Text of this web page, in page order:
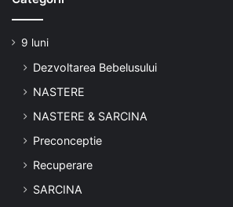
9 luni
Dezvoltarea Bebelusului
NASTERE
NASTERE & SARCINA
Preconceptie
Recuperare
SARCINA